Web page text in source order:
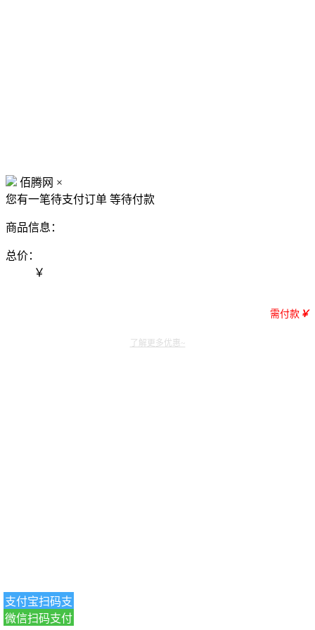
佰腾网 ×
您有一笔待支付订单 等待付款
商品信息：
总价：
￥
需付款 ￥
支付宝扫码支
付
微信扫码支付
了解更多优惠~